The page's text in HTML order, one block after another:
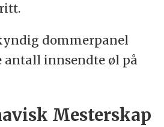
dommerpanel
antall innsendte øl på
Mesterskap